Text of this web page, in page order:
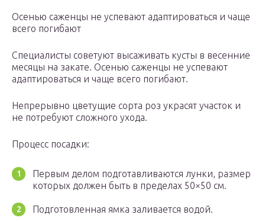
Осенью саженцы не успевают адаптироваться и чаще
всего погибают
Специалисты советуют высаживать кусты в весенние
месяцы на закате. Осенью саженцы не успевают
адаптироваться и чаще всего погибают.
Непрерывно цветущие сорта роз украсят участок и
не потребуют сложного ухода.
Процесс посадки:
Первым делом подготавливаются лунки, размер
которых должен быть в пределах 50×50 см.
Подготовленная ямка заливается водой.